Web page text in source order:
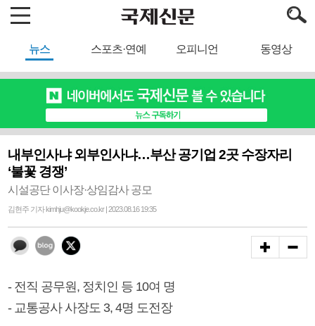
뉴스 스포츠·연예 오피니언 동영상
내부인사냐 외부인사냐…부산 공기업 2곳 수장자리
‘불꽃 경쟁’
시설공단 이사장·상임감사 공모
김현주 기자 kimhju@kookje.co.kr | 2023.08.16 19:35
- 전직 공무원, 정치인 등 10여 명
- 교통공사 사장도 3, 4명 도전장